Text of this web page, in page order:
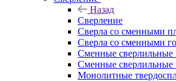
Назад
Сверление
Сверла со сменными
Сверла со сменными
Сменные сверлильные
Сменные сверлильные
Монолитные